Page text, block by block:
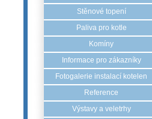
Stěnové topení
Paliva pro kotle
Komíny
Informace pro zákazníky
Fotogalerie instalací kotelen
Reference
Výstavy a veletrhy